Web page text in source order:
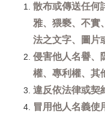
散布或傳送任何
雅、猥褻、不實
法之文字、圖片
侵害他人名譽、
權、專利權、其
違反依法律或契
冒用他人名義使